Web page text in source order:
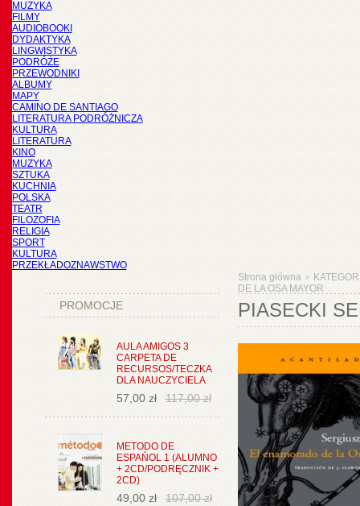
MUZYKA
FILMY
AUDIOBOOKI
DYDAKTYKA
LINGWISTYKA
PODRÓŻE
PRZEWODNIKI
ALBUMY
MAPY
CAMINO DE SANTIAGO
LITERATURA PODRÓŻNICZA
KULTURA
LITERATURA
KINO
MUZYKA
SZTUKA
KUCHNIA
POLSKA
TEATR
FILOZOFIA
RELIGIA
SPORT
KULTURA
PRZEKŁADOZNAWSTWO
PROMOCJE
AULA AMIGOS 3
CARPETA DE
RECURSOS/TECZKA
DLA NAUCZYCIELA
57,00 zł 117,00 zł
METODO DE
ESPAŃOL 1 (ALUMNO
+ 2CD/PODRĘCZNIK +
2CD)
49,00 zł 107,00 zł
Strona główna >
DE LA OSA MAYOR
PIASECKI